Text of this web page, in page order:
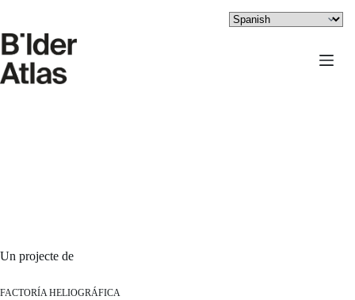
contenido
Un projecte de
FACTORÍA HELIOGRÁFICA